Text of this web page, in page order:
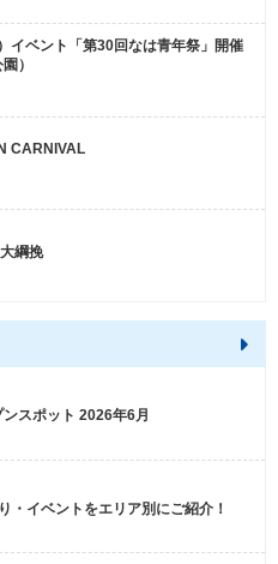
イベント「第30回なは青年祭」開催
）
CARNIVAL
綱挽
スポット 2026年6月
・イベントをエリア別にご紹介！